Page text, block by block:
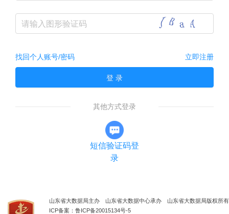
找回个人账号/密码 立即注册
登 录
其他方式登录
短信验证码登
录
山东省大数据局主办 山东省大数据中心承办 山东省大数据局版权所有
ICP备案：鲁ICP备20015134号-5